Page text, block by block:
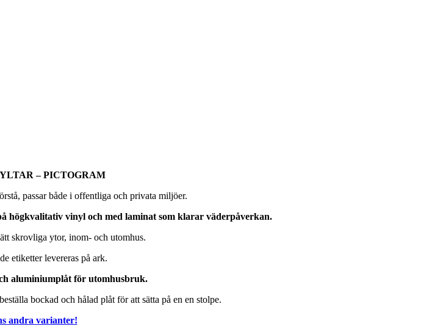
– PICTOGRAM
passar både i offentliga och privata miljöer.
högkvalitativ vinyl och med laminat som klarar väderpåverkan.
skrovliga ytor, inom- och utomhus.
etiketter levereras på ark.
aluminiumplåt för utomhusbruk.
bockad och hålad plåt för att sätta på en en stolpe.
andra varianter!